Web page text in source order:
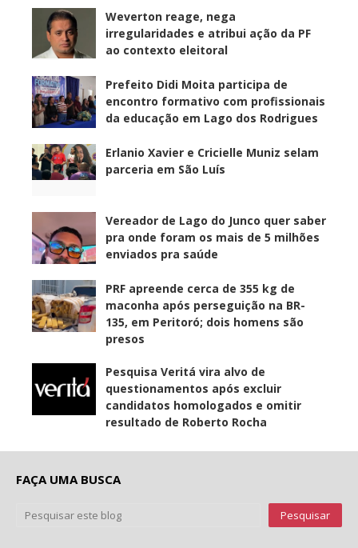
Weverton reage, nega
irregularidades e atribui ação da PF
ao contexto eleitoral
Prefeito Didi Moita participa de
encontro formativo com profissionais
da educação em Lago dos Rodrigues
Erlanio Xavier e Cricielle Muniz selam
parceria em São Luís
Vereador de Lago do Junco quer saber
pra onde foram os mais de 5 milhões
enviados pra saúde
PRF apreende cerca de 355 kg de
maconha após perseguição na BR-
135, em Peritoró; dois homens são
presos
Pesquisa Veritá vira alvo de
questionamentos após excluir
candidatos homologados e omitir
resultado de Roberto Rocha
FAÇA UMA BUSCA